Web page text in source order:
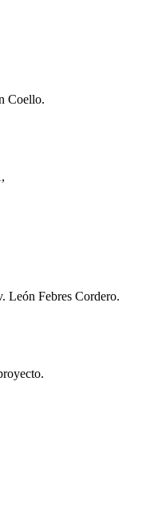
Coello.
León Febres Cordero.